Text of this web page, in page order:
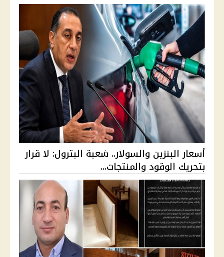
أسعار البنزين والسولار.. شعبة البترول: لا قرار
بتحريك الوقود والمنتجات...